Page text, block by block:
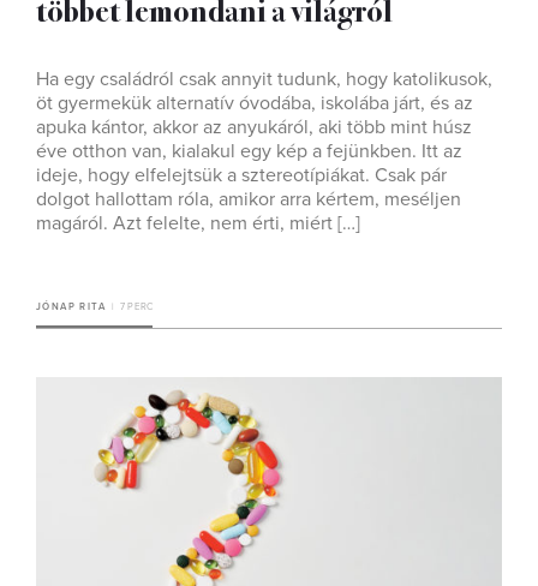
többet lemondani a világról
Ha egy családról csak annyit tudunk, hogy katolikusok,
öt gyermekük alternatív óvodába, iskolába járt, és az
apuka kántor, akkor az anyukáról, aki több mint húsz
éve otthon van, kialakul egy kép a fejünkben. Itt az
ideje, hogy elfelejtsük a sztereotípiákat. Csak pár
dolgot hallottam róla, amikor arra kértem, meséljen
magáról. Azt felelte, nem érti, miért […]
JÓNAP RITA 7 PERC